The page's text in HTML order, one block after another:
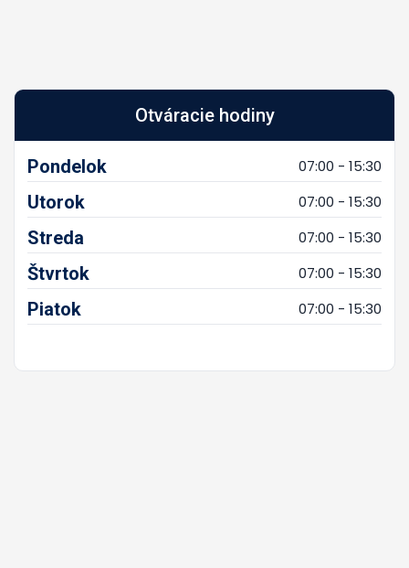
Otváracie hodiny
Pondelok 07:00 - 15:30
Utorok 07:00 - 15:30
Streda 07:00 - 15:30
Štvrtok 07:00 - 15:30
Piatok 07:00 - 15:30